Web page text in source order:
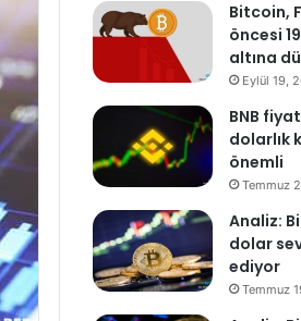
Bitcoin,
öncesi
altına
Eylül 19,
BNB
dolarlık
önemli
Temmuz
Analiz:
dolar
ediyor
Temmuz